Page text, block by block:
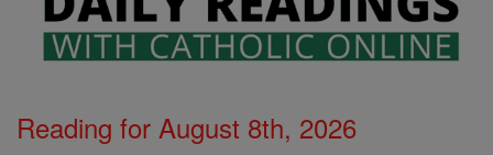
Reading for August 8th, 2026